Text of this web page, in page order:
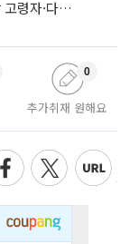
세제 개편에 복잡해진 자산가 셈법⋯강남 고령자·다주택자 ‘자산재편 고심’
추가취재 원해요
0